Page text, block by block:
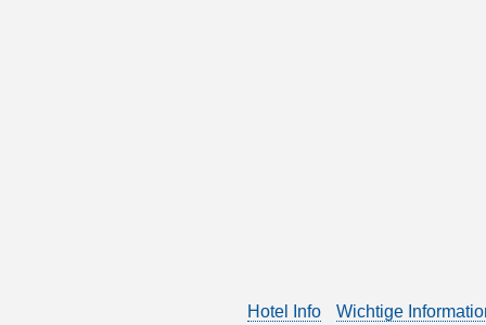
Hotel Info Wichtige